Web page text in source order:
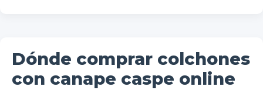
Dónde comprar colchones
con canape caspe online